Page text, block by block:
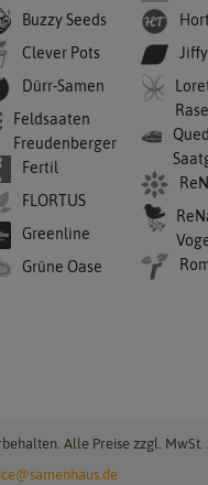
Buzzy Seeds
Clever Pots
Dürr-Samen
Feldsaaten
Freudenberger
Fertil
FLORTUS
Greenline
Grüne Oase
Jiffy
Alle Preise zzgl. MwSt.